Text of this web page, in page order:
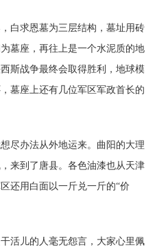
求恩墓为三层结构，墓址用砖
墓座，再往上是一个水泥质的地
斯战争最终会取得胜利，地球模
墓座上还有几位军区军政首长的
办法从外地运来。曲阳的大理
来到了唐县。各色油漆也从天津
还用白面以一斤兑一斤的“价
儿的人毫无怨言，大家心里佩